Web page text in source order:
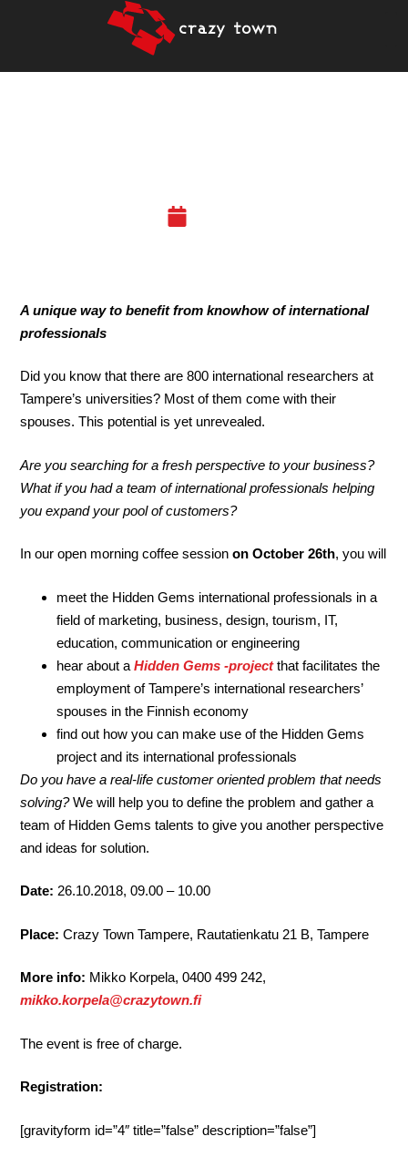
A unique way to benefit from knowhow of international
professionals
Did you know that there are 800 international researchers at
Tampere’s universities? Most of them come with their
spouses. This potential is yet unrevealed.
Are you searching for a fresh perspective to your business?
What if you had a team of international professionals helping
you expand your pool of customers?
In our open morning coffee sessionon October 26th, you will
meet the Hidden Gems international professionals in a
field of marketing, business, design, tourism, IT,
education, communication or engineering
hear about aHidden Gems -projectthat facilitates the
employment of Tampere’s international researchers’
spouses in the Finnish economy
find out how you can make use of the Hidden Gems
project and its international professionals
Do you have a real-life customer oriented problem that needs
solving?We will help you to define the problem and gather a
team of Hidden Gems talents to give you another perspective
and ideas for solution.
Date: 26.10.2018, 09.00 – 10.00
Place: Crazy Town Tampere, Rautatienkatu 21 B, Tampere
More info: Mikko Korpela, 0400 499 242,
mikko.korpela@crazytown.fi
The event is free of charge.
Registration:
[gravityform id=”4″ title=”false” description=”false”]